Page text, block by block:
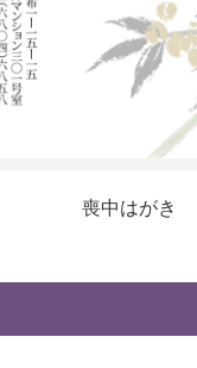
喪中はがき